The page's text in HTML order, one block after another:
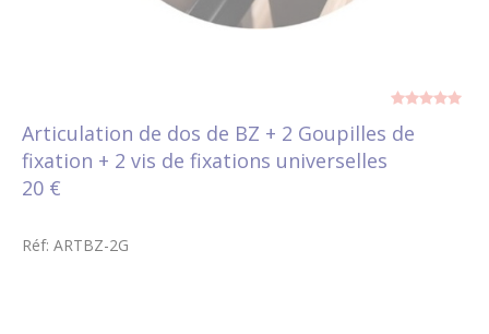
Articulation de dos de BZ + 2 Goupilles de
fixation + 2 vis de fixations universelles
20 €
Réf: ARTBZ-2G